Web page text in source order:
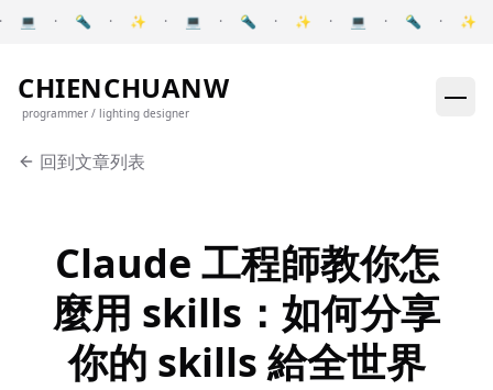
Skip to content
CHIENCHUANW
programmer / lighting designer
Pause announcements
💻 🔦 ✨ 💻 🔦 ✨ 💻 🔦 ✨
回到文章列表
Claude 工程師教你怎
麼用 skills：如何分享
你的 skills 給全世界